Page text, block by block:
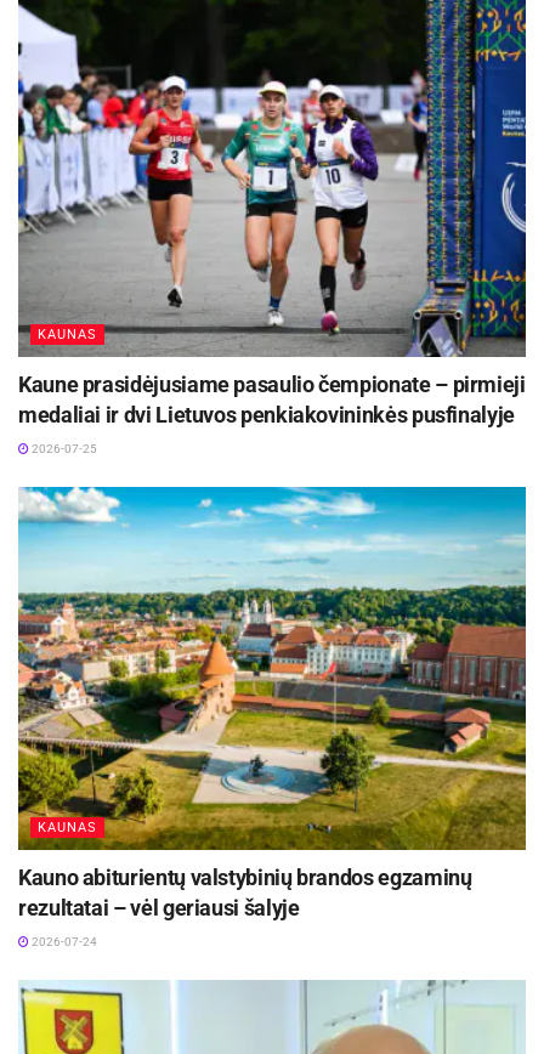
Šaltinis: Kauno miesto savivaldybė
Žymos: Kauno miesto savivaldybė
KAUNAS
Kaune prasidėjusiame pasaulio čempionate – pirmieji
medaliai ir dvi Lietuvos penkiakovininkės pusfinalyje
2026-07-25
KAUNAS
Kauno abiturientų valstybinių brandos egzaminų
rezultatai – vėl geriausi šalyje
2026-07-24